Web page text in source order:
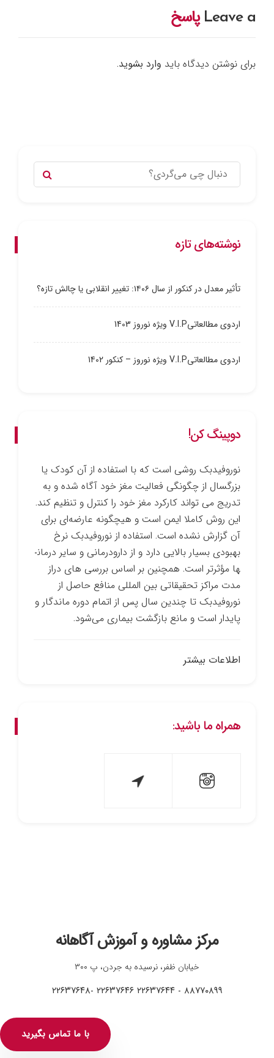
Leave a پاسخ
برای نوشتن دیدگاه باید وارد بشوید.
نوشته‌های تازه
تأثیر معدل در کنکور از سال ۱۴۰۶: تغییر انقلابی یا چالش تازه؟
اردوی مطالعاتیV.I.P ویژه نوروز 1403
اردوی مطالعاتیV.I.P ویژه نوروز – کنکور 1402
دوپینگ کن!
نوروفیدبک روشی است که با استفاده از آن کودک یا
بزرگسال از چگونگی فعالیت مغز خود آگاه شده و به
تدریج می ­تواند کارکرد مغز خود را کنترل و تنظیم کند.
این روش کاملا ایمن است و هیچ­گونه عارضه‌ای برای
آن گزارش نشده است. استفاده از نوروفیدبک نرخ
بهبودی بسیار بالایی دارد و از دارو­درمانی و سایر درمان­
ها مؤثرتر است. همچنین بر اساس بررسی­ های دراز
مدت مراکز تحقیقاتی بین­ المللی منافع حاصل از
نوروفیدبک تا چندین سال پس از اتمام دوره ماندگار و
پایدار است و مانع بازگشت بیماری می‌شود.
اطلاعات بیشتر
همراه ما باشید:
مرکز مشاوره و آموزش آگاهانه
خیابان ظفر، نرسیده به جردن، پ ۳۰۰
۸۸۷۷۰۸۹۹ - ۲۲۶۳۷۶۴۴ ۲۲۶۳۷۶۴۶ -۲۲۶۳۷۶۴۸
با ما تماس بگیرید